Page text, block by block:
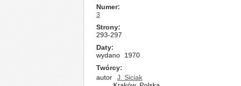
Numer
3
Strony
293-297
Daty
wydano
1970
Twórcy
autor
J. Siciak